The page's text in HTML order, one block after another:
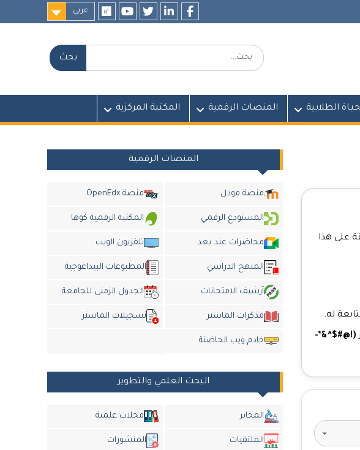
عربي
بحث:
الطلابية المنصات الرقمية المكتبة المركزية
على هذا
له.
(!@#$^&*-
المنصات الرقمية
منصة مودل منصة OpenEdx
المستودع الرقمي المكتبة الرقمية كوها
محاضرات عند بعد تلفزيون الويب
المنهج الدراسي المطبوعات البيداغوجية
أرشيف الامتحانات الجدول الزمني للجامعة
مذكرات الماستر تسجيلات الماستر
خادم ويب الحاضنة
البحث العلمي والتطوير
المخابر مجلات علمية
الملتقيات المنشورات